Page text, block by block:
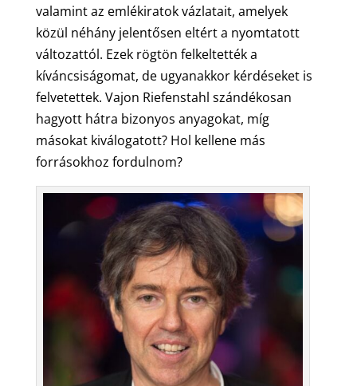
valamint az emlékiratok vázlatait, amelyek
közül néhány jelentősen eltért a nyomtatott
változattól. Ezek rögtön felkeltették a
kíváncsiságomat, de ugyanakkor kérdéseket is
felvetettek. Vajon Riefenstahl szándékosan
hagyott hátra bizonyos anyagokat, míg
másokat kiválogatott? Hol kellene más
forrásokhoz fordulnom?